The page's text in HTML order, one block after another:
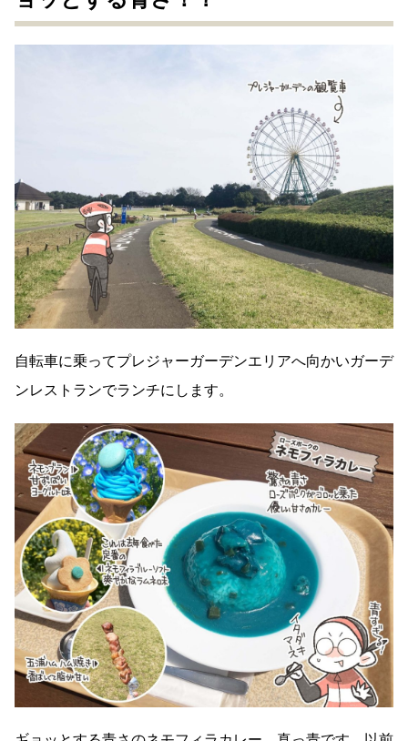
自転車に乗ってプレジャーガーデンエリアへ向かいガーデ
ンレストランでランチにします。